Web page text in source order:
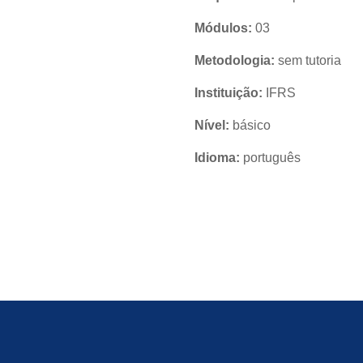
Módulos: 03
Metodologia: sem tutoria
Instituição: IFRS
Nível: básico
Idioma: português